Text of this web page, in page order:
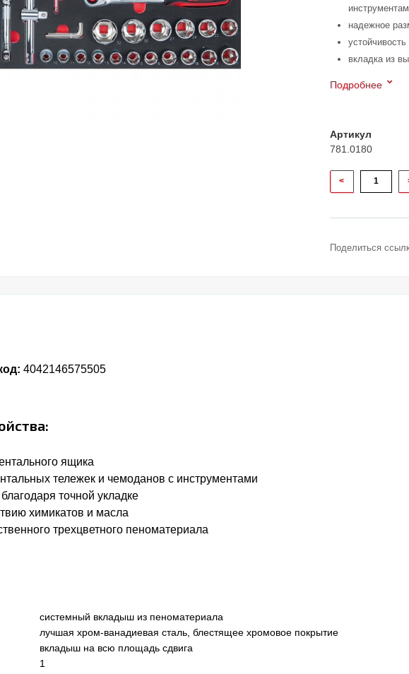
надежное
вкладка из
Подробнее
Артикул
781.0180
<
Поделиться
4042146575505
ящика
тележек и чемоданов с инструментами
точной укладке
химикатов и масла
трехцветного пеноматериала
системный вкладыш из пеноматериала
лучшая хром-ванадиевая сталь, блестящее хромовое покрытие
вкладыш на всю площадь сдвига
1